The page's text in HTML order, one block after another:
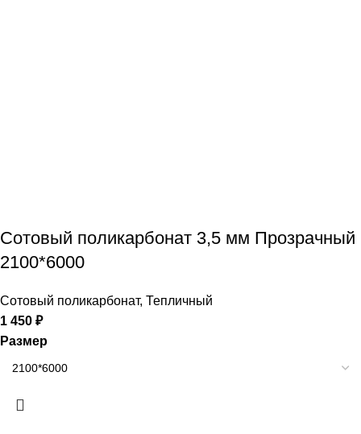
Сотовый поликарбонат 3,5 мм Прозрачный
2100*6000
Сотовый поликарбонат, Тепличный
1 450 ₽
Размер